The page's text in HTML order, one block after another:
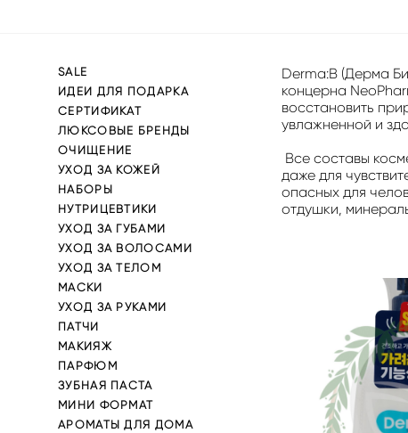
SALE
ИДЕИ ДЛЯ ПОДАРКА
СЕРТИФИКАТ
ЛЮКСОВЫЕ БРЕНДЫ
ОЧИЩЕНИЕ
УХОД ЗА КОЖЕЙ
НАБОРЫ
НУТРИЦЕВТИКИ
УХОД ЗА ГУБАМИ
УХОД ЗА ВОЛОСАМИ
УХОД ЗА ТЕЛОМ
МАСКИ
УХОД ЗА РУКАМИ
ПАТЧИ
МАКИЯЖ
ПАРФЮМ
ЗУБНАЯ ПАСТА
МИНИ ФОРМАТ
АРОМАТЫ ДЛЯ ДОМА
Derma:B (Дерма
концерна
восстановить
увлажненной и
Все составы
даже для
опасных для
отдушки,